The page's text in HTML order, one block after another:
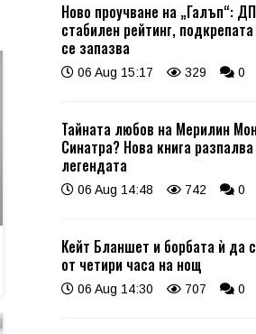
Ново проучване на „Галъп“:
стабилен рейтинг,
се запазва
06 Aug 15:17 329 0
Тайната любов на Мерилин
Синатра? Нова книга
легендата
06 Aug 14:48 742 0
Кейт Бланшет и борбата ѝ да
от четири часа на нощ
06 Aug 14:30 707 0